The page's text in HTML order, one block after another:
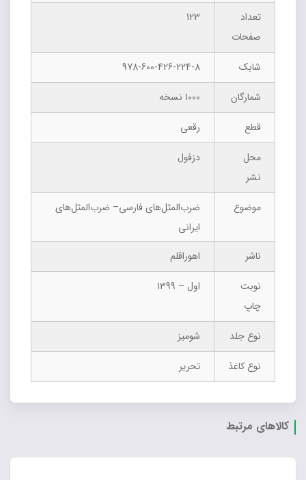
تعداد
صفحات
123
شابک
978-600-426-224-8
شمارگان
1000 نسخه
قطع
رقعی
محل
نشر
دزفول
موضوع
ضرب‌المثل‌های فارسی– ضرب‌المثل‌های
ایرانی
ناشر
اهوراقلم
نوبت
چاپ
اول – 1399
نوع جلد
شومیز
نوع کاغذ
تحریر
کالاهای مرتبط